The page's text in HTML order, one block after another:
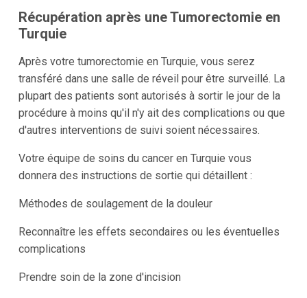
Récupération après une Tumorectomie en
Turquie
Après votre tumorectomie en Turquie, vous serez
transféré dans une salle de réveil pour être surveillé. La
plupart des patients sont autorisés à sortir le jour de la
procédure à moins qu'il n'y ait des complications ou que
d'autres interventions de suivi soient nécessaires.
Votre équipe de soins du cancer en Turquie vous
donnera des instructions de sortie qui détaillent :
Méthodes de soulagement de la douleur
Reconnaître les effets secondaires ou les éventuelles
complications
Prendre soin de la zone d'incision